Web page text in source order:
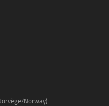
Norway)